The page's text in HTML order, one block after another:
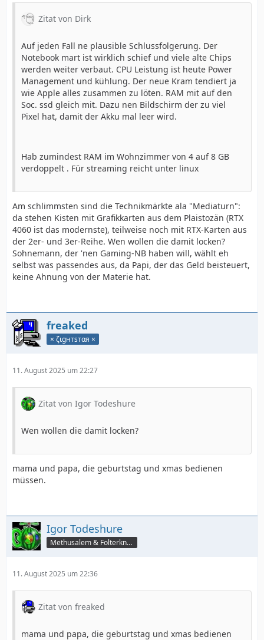
Zitat von Dirk
Auf jeden Fall ne plausible Schlussfolgerung. Der
Notebook mart ist wirklich schief und viele alte Chips
werden weiter verbaut. CPU Leistung ist heute Power
Management und kühlung. Der neue Kram tendiert ja
wie Apple alles zusammen zu löten. RAM mit auf den
Soc. ssd gleich mit. Dazu nen Bildschirm der zu viel
Pixel hat, damit der Akku mal leer wird.
Hab zumindest RAM im Wohnzimmer von 4 auf 8 GB
verdoppelt . Für streaming reicht unter linux
Am schlimmsten sind die Technikmärkte ala "Mediaturn":
da stehen Kisten mit Grafikkarten aus dem Plaistozän (RTX
4060 ist das modernste), teilweise noch mit RTX-Karten aus
der 2er- und 3er-Reihe. Wen wollen die damit locken?
Sohnemann, der 'nen Gaming-NB haben will, wählt eh
selbst was passendes aus, da Papi, der das Geld beisteuert,
keine Ahnung von der Materie hat.
freaked
× ζιgнтѕтαя ×
11. August 2025 um 22:27
Zitat von Igor Todeshure
Wen wollen die damit locken?
mama und papa, die geburtstag und xmas bedienen
müssen.
Igor Todeshure
Methusalem & Folterknecht
11. August 2025 um 22:36
Zitat von freaked
mama und papa, die geburtstag und xmas bedienen